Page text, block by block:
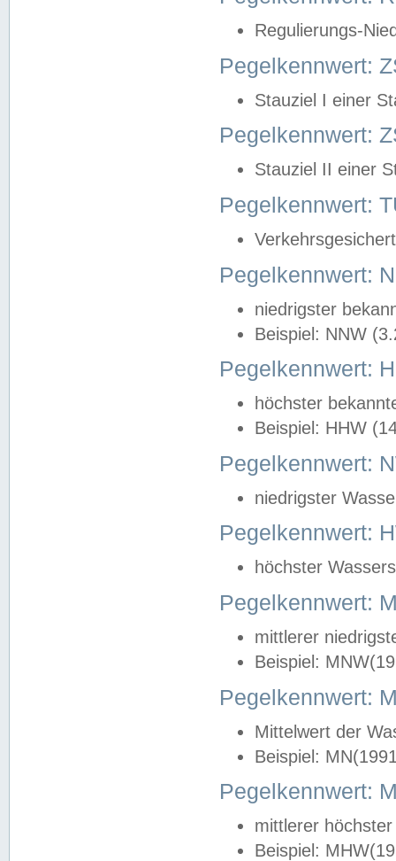
Regulierungs-
Pegelkennwert:
Stauziel I einer
Pegelkennwert:
Stauziel II einer
Pegelkennwert:
Pegelkennwert:
niedrigster
Beispiel: NNW
Pegelkennwert:
höchster
Beispiel: HHW
Pegelkennwert:
niedrigster
Pegelkennwert:
höchster
Pegelkennwert:
mittlerer
Beispiel:
Pegelkennwert:
Mittelwert der
Beispiel:
Pegelkennwert:
mittlerer
Beispiel: